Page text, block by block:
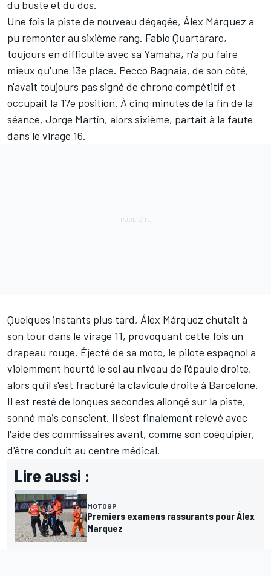
du buste et du dos.
Une fois la piste de nouveau dégagée, Álex Márquez a
pu remonter au sixième rang. Fabio Quartararo,
toujours en difficulté avec sa Yamaha, n'a pu faire
mieux qu'une 13e place. Pecco Bagnaia, de son côté,
n'avait toujours pas signé de chrono compétitif et
occupait la 17e position. À cinq minutes de la fin de la
séance, Jorge Martín, alors sixième, partait à la faute
dans le virage 16.
Quelques instants plus tard, Álex Márquez chutait à
son tour dans le virage 11, provoquant cette fois un
drapeau rouge. Éjecté de sa moto, le pilote espagnol a
violemment heurté le sol au niveau de l'épaule droite,
alors qu'il s'est fracturé la clavicule droite à Barcelone.
Il est resté de longues secondes allongé sur la piste,
sonné mais conscient. Il s'est finalement relevé avec
l'aide des commissaires avant, comme son coéquipier,
d'être conduit au centre médical.
Lire aussi :
MOTOGP
Premiers examens rassurants pour Álex
Marquez